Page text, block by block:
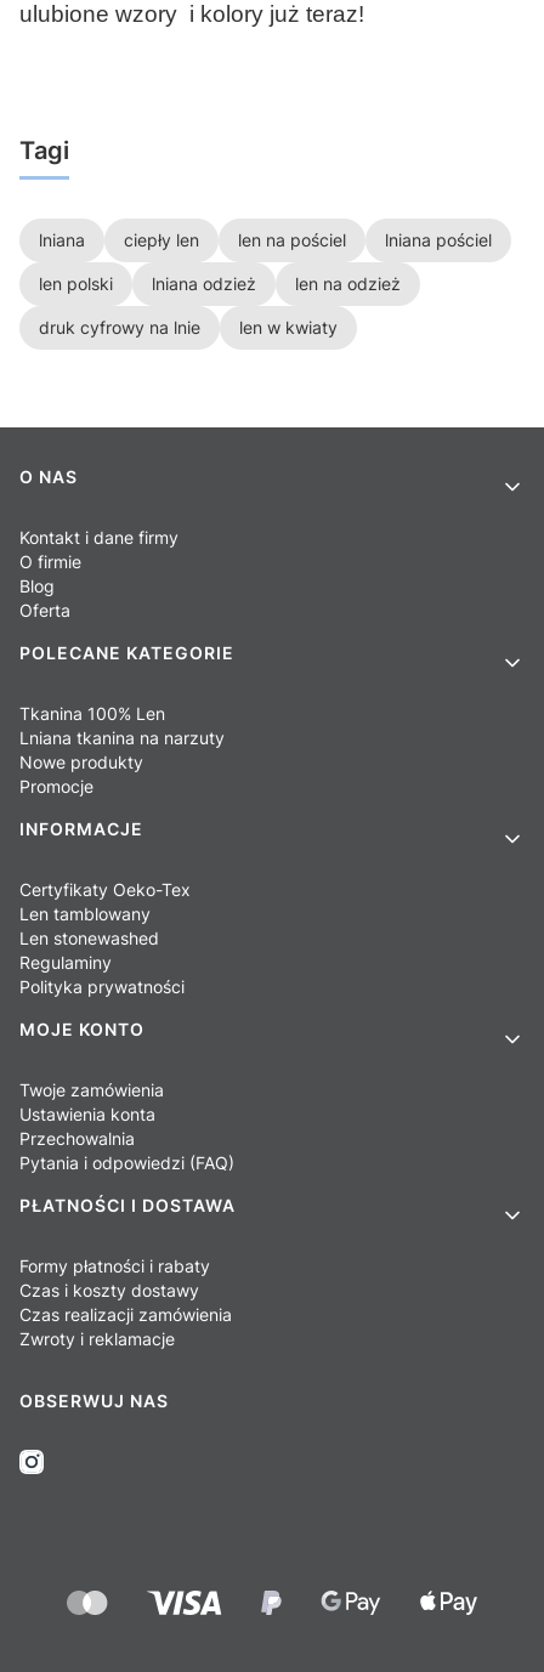
ulubione wzory i kolory już teraz!
Tagi
lniana ciepły len len na pościel lniana pościel
len polski lniana odzież len na odzież
druk cyfrowy na lnie len w kwiaty
Linki w stopce
O NAS
Kontakt i dane firmy
O firmie
Blog
Oferta
POLECANE KATEGORIE
Tkanina 100% Len
Lniana tkanina na narzuty
Nowe produkty
Promocje
INFORMACJE
Certyfikaty Oeko-Tex
Len tamblowany
Len stonewashed
Regulaminy
Polityka prywatności
MOJE KONTO
Twoje zamówienia
Ustawienia konta
Przechowalnia
Pytania i odpowiedzi (FAQ)
PŁATNOŚCI I DOSTAWA
Formy płatności i rabaty
Czas i koszty dostawy
Czas realizacji zamówienia
Zwroty i reklamacje
OBSERWUJ NAS